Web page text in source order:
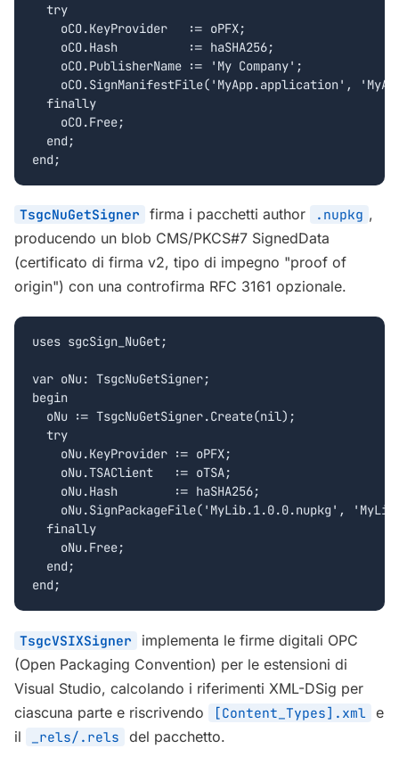
  try
    oCO.KeyProvider   := oPFX;
    oCO.Hash          := haSHA256;
    oCO.PublisherName := 'My Company';
oCO.SignManifestFile('MyApp.application',
  finally
    oCO.Free;
  end;
end;
TsgcNuGetSigner firma i pacchetti author .nupkg ,
producendo un blob CMS/PKCS#7 SignedData
(certificato di firma v2, tipo di impegno "proof of
origin") con una controfirma RFC 3161 opzionale.
uses sgcSign_NuGet;
var oNu: TsgcNuGetSigner;
begin
  oNu := TsgcNuGetSigner.Create(nil);
  try
    oNu.KeyProvider := oPFX;
    oNu.TSAClient   := oTSA;
    oNu.Hash        := haSHA256;
oNu.SignPackageFile('MyLib.1.0.0.nupkg',
  finally
    oNu.Free;
  end;
end;
TsgcVSIXSigner
implementa le firme digitali OPC
(Open Packaging Convention) per le estensioni di
Visual Studio, calcolando i riferimenti XML-DSig per
ciascuna parte e riscrivendo
[Content_Types].xml
e
il
_rels/.rels del pacchetto.